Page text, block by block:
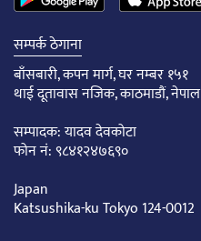
सम्पर्क ठेगाना
बाँसबारी, कपन मार्ग, घर नम्बर १५१
थाई दूतावास नजिक, काठमाडौं, नेपाल
सम्पादक: यादव देवकोटा
फोन नं: ९८४१२४७६९०
Japan
Katsushika-ku Tokyo 124-0012